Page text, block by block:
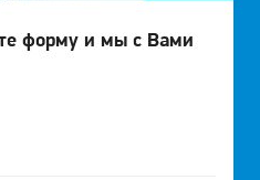
форму и мы с Вами